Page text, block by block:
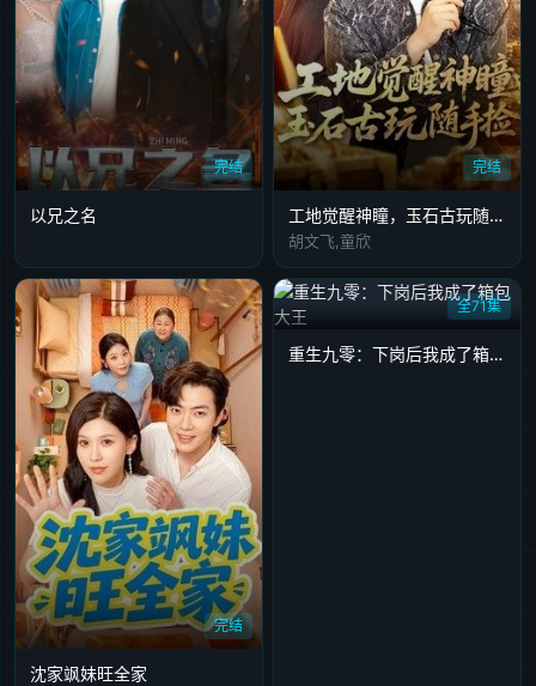
完结
以兄之名
完结
工地觉醒神瞳，玉石古玩随手捡
胡文飞,童欣
完结
沈家飒妹旺全家
全71集
重生九零：下岗后我成了箱包大王